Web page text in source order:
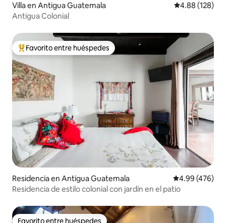
Villa en Antigua Guatemala Calificación
4.88 (128)
Antigua Colonial
De los mejores en Favorito entre huéspedes
Favorito entre huéspedes
Residencia en Antigua Guatemala Calificación
4.99 (476)
Residencia de estilo colonial con jardín en el patio
Favorito entre huéspedes